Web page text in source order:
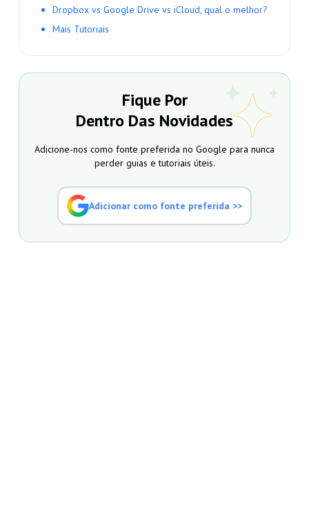
Dropbox vs Google Drive vs iCloud, qual o melhor?
Mais Tutoriais
Fique Por
Dentro Das Novidades
Adicione-nos como fonte preferida no Google para nunca
perder guias e tutoriais úteis.
Adicionar como fonte preferida >>